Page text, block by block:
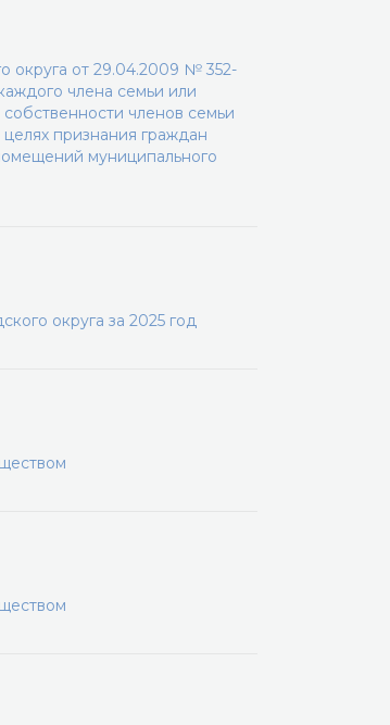
округа от 29.04.2009 № 352-
члена семьи или
членов семьи
признания граждан
муниципального
округа за 2025 год